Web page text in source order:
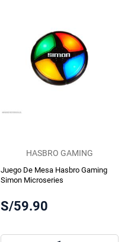
HASBRO GAMING
Juego De Mesa Hasbro Gaming
Simon Microseries
S/59.90